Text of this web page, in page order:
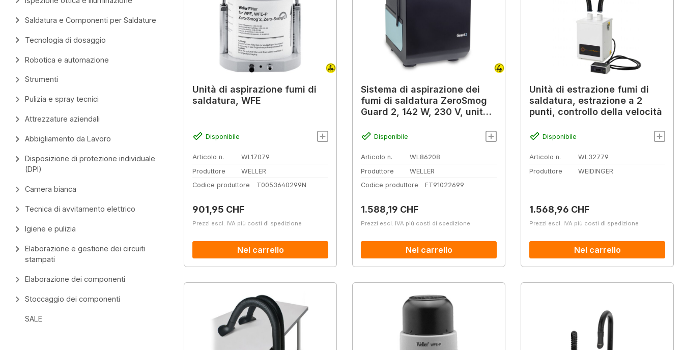
Saldatura e Componenti per Saldature
Tecnologia di dosaggio
Robotica e automazione
Strumenti
Pulizia e spray tecnici
Attrezzature aziendali
Abbigliamento da Lavoro
Disposizione di protezione individuale
(DPI)
Camera bianca
Tecnica di avvitamento elettrico
Igiene e pulizia
Elaborazione e gestione dei circuiti
stampati
Elaborazione dei componenti
Stoccaggio dei componenti
SALE
Unità di aspirazione fumi di
saldatura, WFE
Disponibile
Articolo n.
WL17079
Produttore
WELLER
Codice produttore
T0053640299N
Prezzo normale:
901,95 CHF
Prezzi escl. IVA più costi di spedizione
Nel carrello
Sistema di aspirazione dei
fumi di saldatura ZeroSmog
Guard 2, 142 W, 230 V, unità a
Disponibile
Articolo n.
WL86208
Produttore
WELLER
Codice produttore
FT91022699
Prezzo normale:
1.588,19 CHF
Prezzi escl. IVA più costi di spedizione
Nel carrello
Unità di estrazione fumi di
saldatura, estrazione a 2
punti, controllo della velocità
Disponibile
Articolo n.
WL32779
Produttore
WEIDINGER
Prezzo normale:
1.568,96 CHF
Prezzi escl. IVA più costi di spedizione
Nel carrello